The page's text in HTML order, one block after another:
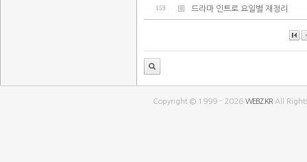
159 드라마 인트로 요일별 재정리
Copyright © 1999 - 2026WEBZ.KR All